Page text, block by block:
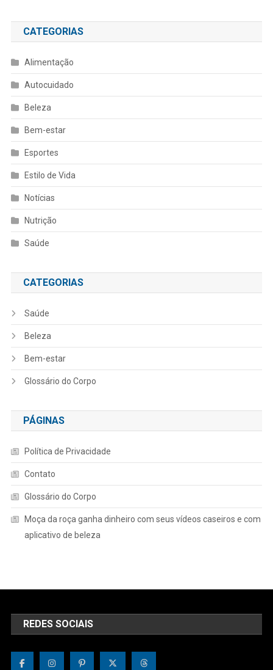
CATEGORIAS
Alimentação
Autocuidado
Beleza
Bem-estar
Esportes
Estilo de Vida
Notícias
Nutrição
Saúde
CATEGORIAS
Saúde
Beleza
Bem-estar
Glossário do Corpo
PÁGINAS
Política de Privacidade
Contato
Glossário do Corpo
Moça da roça ganha dinheiro com seus vídeos caseiros e com
aplicativo de beleza
REDES SOCIAIS